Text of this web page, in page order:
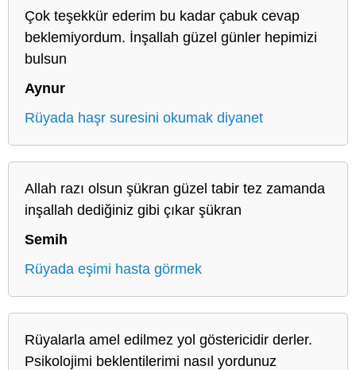
Çok teşekkür ederim bu kadar çabuk cevap
beklemiyordum. İnşallah güzel günler hepimizi
bulsun
Aynur
Rüyada haşr suresini okumak diyanet
Allah razı olsun şükran güzel tabir tez zamanda
inşallah dediğiniz gibi çıkar şükran
Semih
Rüyada eşimi hasta görmek
Rüyalarla amel edilmez yol göstericidir derler.
Psikolojimi beklentilerimi nasıl yordunuz